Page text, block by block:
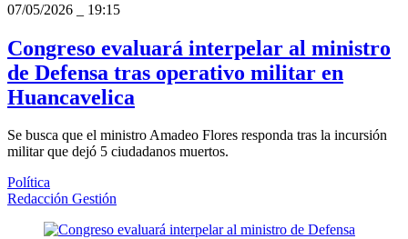
07/05/2026
19:15
Congreso evaluará interpelar al ministro
de Defensa tras operativo militar en
Huancavelica
Se busca que el ministro Amadeo Flores responda tras la incursión
militar que dejó 5 ciudadanos muertos.
Política
Redacción Gestión